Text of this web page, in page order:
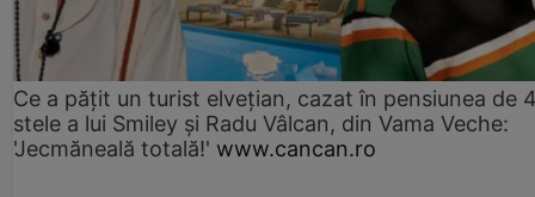
Ce a pățit un turist elvețian, cazat în pensiunea de
stele a lui Smiley și Radu Vâlcan, din Vama Veche:
'Jecmăneală totală!' www.cancan.ro